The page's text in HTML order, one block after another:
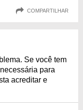
COMPARTILHAR
Se você tem
para
acreditar e